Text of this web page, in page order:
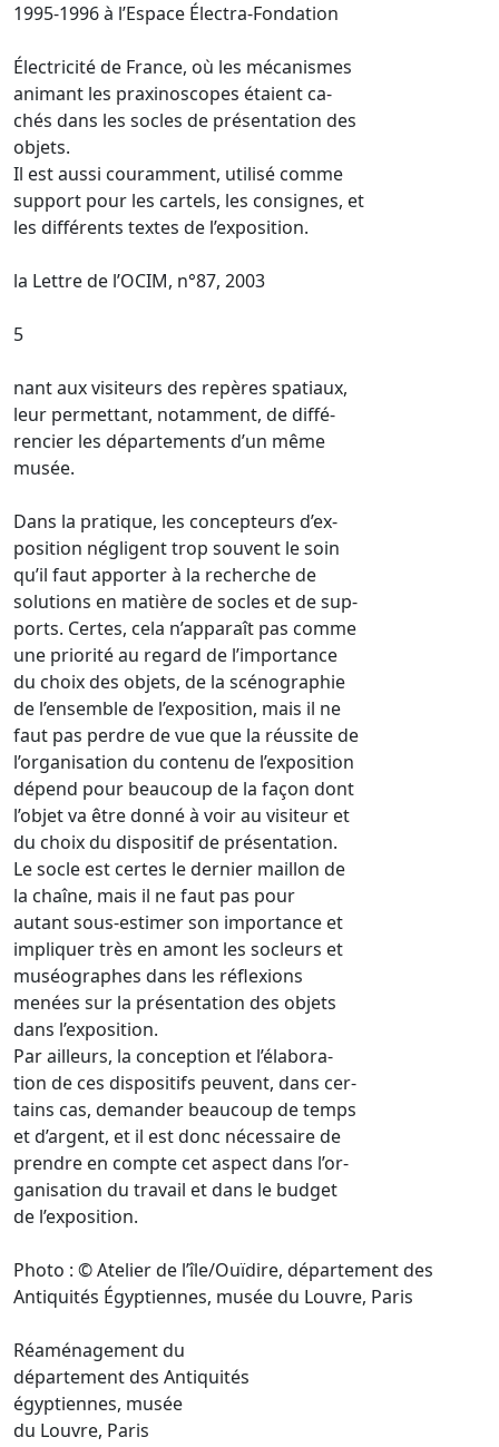
1995-1996 à l’Espace Électra-Fondation
Électricité de France, où les mécanismes
animant les praxinoscopes étaient ca-
chés dans les socles de présentation des
objets.
Il est aussi couramment, utilisé comme
support pour les cartels, les consignes, et
les différents textes de l’exposition.
la Lettre de l’OCIM, n°87, 2003
5
nant aux visiteurs des repères spatiaux,
leur permettant, notamment, de diffé-
rencier les départements d’un même
musée.
Dans la pratique, les concepteurs d’ex-
position négligent trop souvent le soin
qu’il faut apporter à la recherche de
solutions en matière de socles et de sup-
ports. Certes, cela n’apparaît pas comme
une priorité au regard de l’importance
du choix des objets, de la scénographie
de l’ensemble de l’exposition, mais il ne
faut pas perdre de vue que la réussite de
l’organisation du contenu de l’exposition
dépend pour beaucoup de la façon dont
l’objet va être donné à voir au visiteur et
du choix du dispositif de présentation.
Le socle est certes le dernier maillon de
la chaîne, mais il ne faut pas pour
autant sous-estimer son importance et
impliquer très en amont les socleurs et
muséographes dans les réflexions
menées sur la présentation des objets
dans l’exposition.
Par ailleurs, la conception et l’élabora-
tion de ces dispositifs peuvent, dans cer-
tains cas, demander beaucoup de temps
et d’argent, et il est donc nécessaire de
prendre en compte cet aspect dans l’or-
ganisation du travail et dans le budget
de l’exposition.
Photo : © Atelier de l’île/Ouïdire, département des
Antiquités Égyptiennes, musée du Louvre, Paris
Réaménagement du
département des Antiquités
égyptiennes, musée
du Louvre, Paris